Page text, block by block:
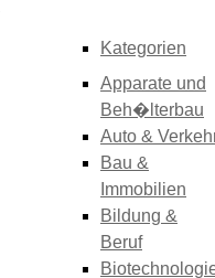
Kategorien
Apparate und
Beh�lterbau
Auto &
Bau &
Immobilien
Bildung &
Beruf